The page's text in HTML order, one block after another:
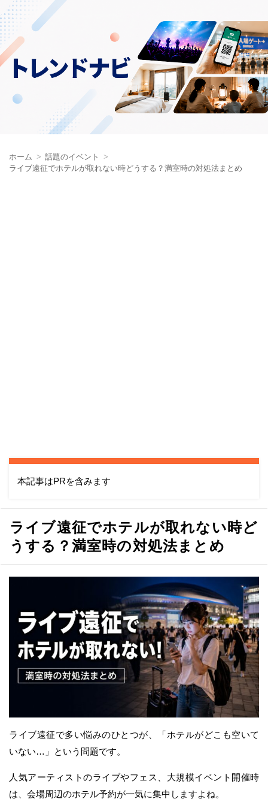
ホーム
話題のイベント
ライブ遠征でホテルが取れない時どうする？満室時の対処法まとめ
本記事はPRを含みます
ライブ遠征でホテルが取れない時ど
うする？満室時の対処法まとめ
ライブ遠征で多い悩みのひとつが、「ホテルがどこも空いて
いない…」という問題です。
人気アーティストのライブやフェス、大規模イベント開催時
は、会場周辺のホテル予約が一気に集中しますよね。